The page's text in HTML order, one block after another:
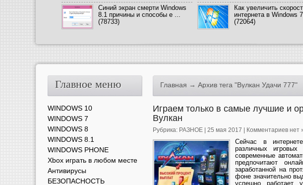
Синий экран смерти Windows
8.1 причины и способы е ...
(78733)
Как увеличить
интернета в Windows
(72064)
Главная → Архив тега "Вулкан Удачи 777"
Играем только в самые лучшие и
Вулкан
Рубрика: РАЗНОЕ | 25 мая 2017 | Комментариев нет
Сейчас в
различных
современные
предпочитают
заработанной на
фоне значительно
успешно работает
Главное меню
WINDOWS 10
WINDOWS 7
WINDOWS 8
WINDOWS 8.1
WINDOWS PHONE
Xbox играть в любом месте
Антивирусы
БЕЗОПАСНОСТЬ